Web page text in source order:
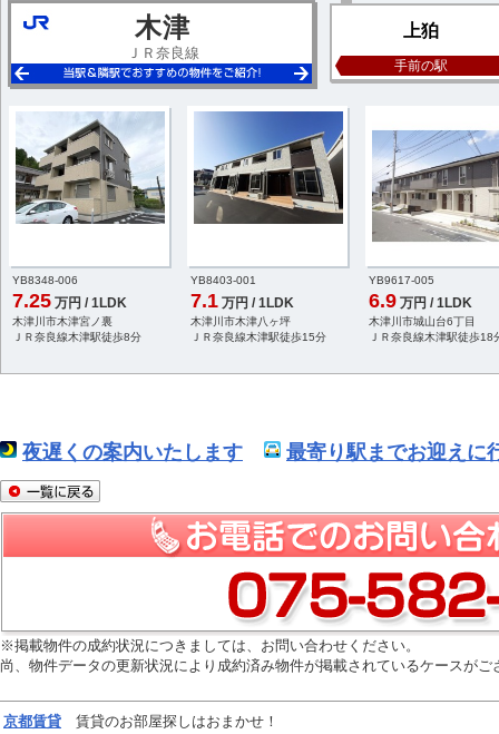
木津
ＪＲ奈良線
上狛
手前の駅
YB8348-006
7.25 万円 / 1LDK
木津川市木津宮ノ裏
ＪＲ奈良線木津駅徒歩8分
YB8403-001
7.1 万円 / 1LDK
木津川市木津八ヶ坪
ＪＲ奈良線木津駅徒歩15分
YB9617-005
6.9 万円 / 1LDK
木津川市城山台6丁目
ＪＲ奈良線木津駅徒歩18
夜遅くの案内いたします 最寄り駅までお迎えに
※掲載物件の成約状況につきましては、お問い合わせください。
尚、物件データの更新状況により成約済み物件が掲載されているケースが
京都賃貸 賃貸のお部屋探しはおまかせ！